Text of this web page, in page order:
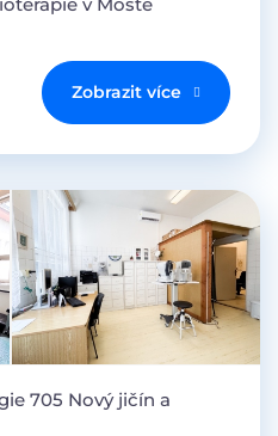
Zobrazit více
705 Nový jičín a